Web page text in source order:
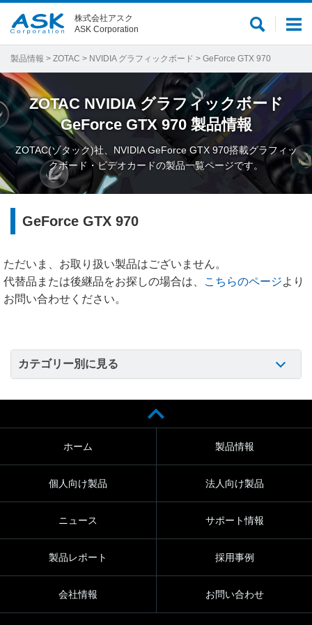
メ
ー
サ
ト
内
検
索
株式会社アスク
ASK Corporation
製品情報 > ZOTAC > NVIDIA グラフィックボード > GeForce GTX 970
ZOTAC NVIDIA グラフィックボード
GeForce GTX 970 製品情報
ZOTAC(ゾタック)社、NVIDIA GeForce GTX 970搭載グラフィッ
クボード・ビデオカードの製品一覧ページです。
GeForce GTX 970
ただいま、お取り扱い製品はございません。
代替品または後継品をお探しの場合は、
こちらのページより
お問い合わせください。
カテゴリー別に見る
ホーム 製品情報
個人向け製品 法人向け製品
ニュース サポート情報
製品レポート 採用事例
会社情報 お問い合わせ